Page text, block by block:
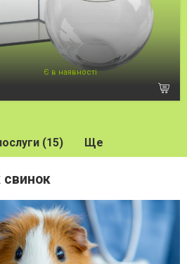
Є в наявності
(15) Ще
свинок